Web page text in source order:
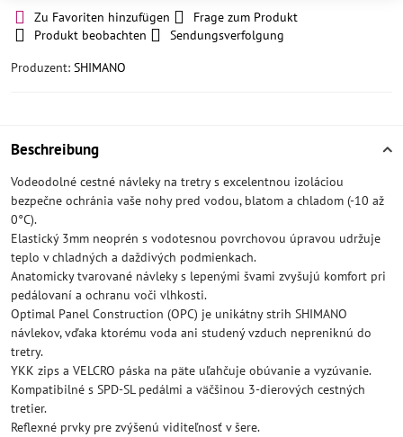
Zu Favoriten hinzufügen
Frage zum Produkt
Produkt beobachten
Sendungsverfolgung
Produzent: SHIMANO
Beschreibung
Vodeodolné cestné návleky na tretry s excelentnou izoláciou
bezpečne ochránia vaše nohy pred vodou, blatom a chladom (-10 až
0°C).
Elastický 3mm neoprén s vodotesnou povrchovou úpravou udržuje
teplo v chladných a daždivých podmienkach.
Anatomicky tvarované návleky s lepenými švami zvyšujú komfort pri
pedálovaní a ochranu voči vlhkosti.
Optimal Panel Construction (OPC) je unikátny strih SHIMANO
návlekov, vďaka ktorému voda ani studený vzduch nepreniknú do
tretry.
YKK zips a VELCRO páska na päte uľahčuje obúvanie a vyzúvanie.
Kompatibilné s SPD-SL pedálmi a väčšinou 3-dierových cestných
tretier.
Reflexné prvky pre zvýšenú viditeľnosť v šere.